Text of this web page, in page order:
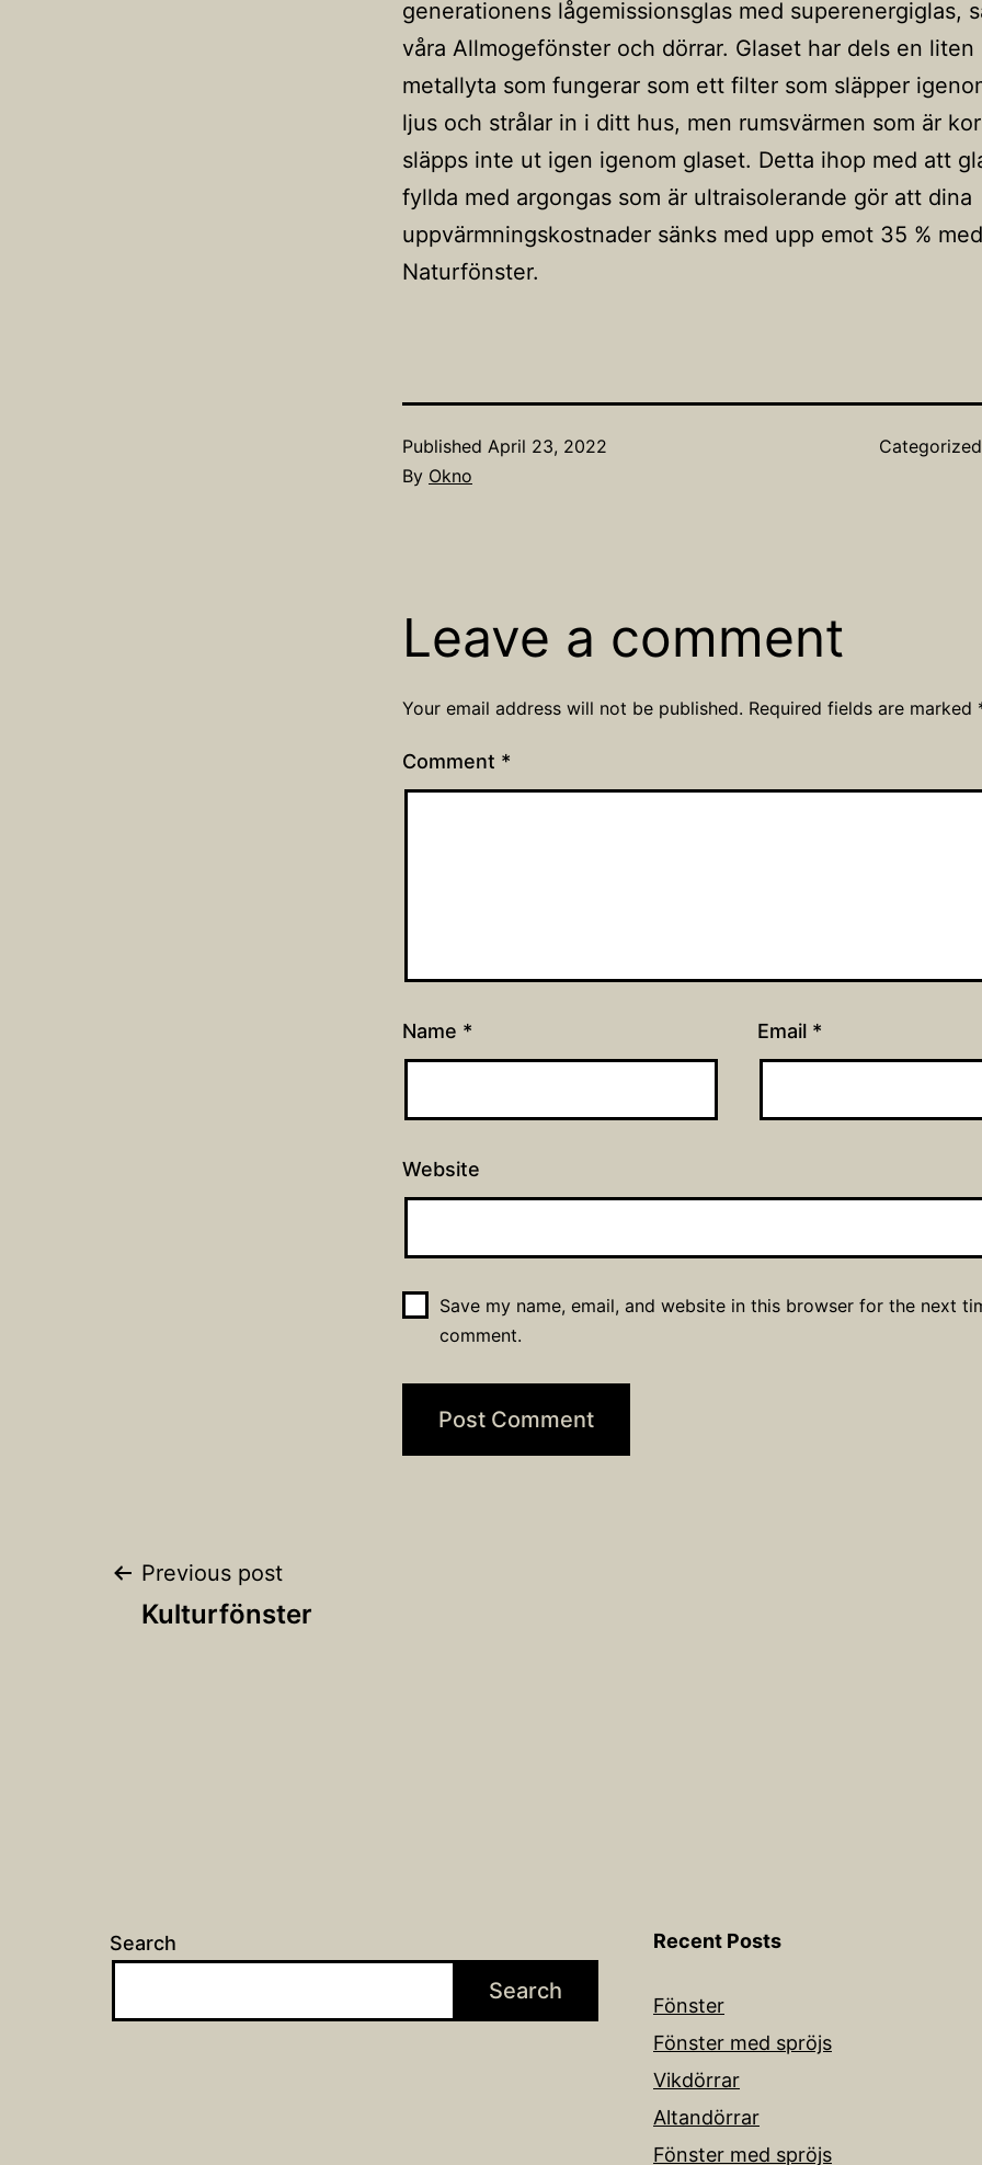
generationens lågemissionsglas med superenergiglas,
våra Allmogefönster och dörrar. Glaset har dels en liten
metallyta som fungerar som ett filter som släpper
ljus och strålar in i ditt hus, men rumsvärmen som är
släpps inte ut igen igenom glaset. Detta ihop med att
fyllda med argongas som är ultraisolerande gör att dina
uppvärmningskostnader sänks med upp emot 35 % med
Naturfönster.
Published April 23, 2022
By Okno
Leave a comment
Your email address will not be published. Required fields are marked
Comment *
Name * Email *
Website
Save my name, email, and website in this browser for the next
comment.
Post
Previous post
Kulturfönster
Search
Search
Recent Posts
Fönster
Fönster med spröjs
Vikdörrar
Altandörrar
Fönster med spröjs